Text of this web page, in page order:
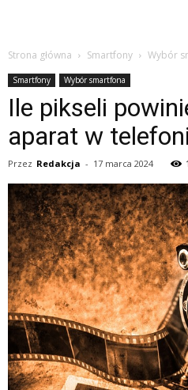
Strona główna Smartfony Wybór
Smartfony Wybór smartfona
Ile pikseli
aparat w
Przez Redakcja - 17 marca 2024